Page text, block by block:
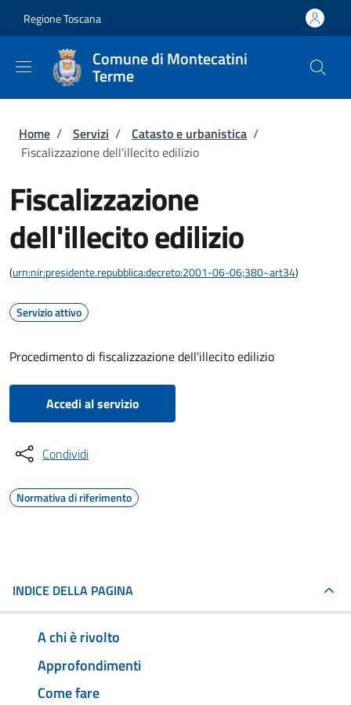
Regione Toscana
Comune di Montecatini
Terme
Briciole di pane
Home / Servizi / Catasto e urbanistica /
Fiscalizzazione dell'illecito edilizio
Fiscalizzazione
dell'illecito edilizio
(urn:nir:presidente.repubblica:decreto:2001-06-06;380~art34)
Servizio attivo
Procedimento di fiscalizzazione dell'illecito edilizio
Accedi al servizio
Condividi
Normativa di riferimento
INDICE DELLA PAGINA
A chi è rivolto
Approfondimenti
Come fare